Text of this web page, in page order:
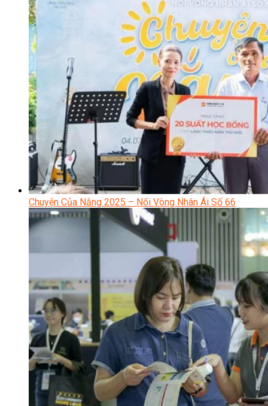
Chuyện Của Nắng 2025 – Nối Vòng Nhân Ái Số 66